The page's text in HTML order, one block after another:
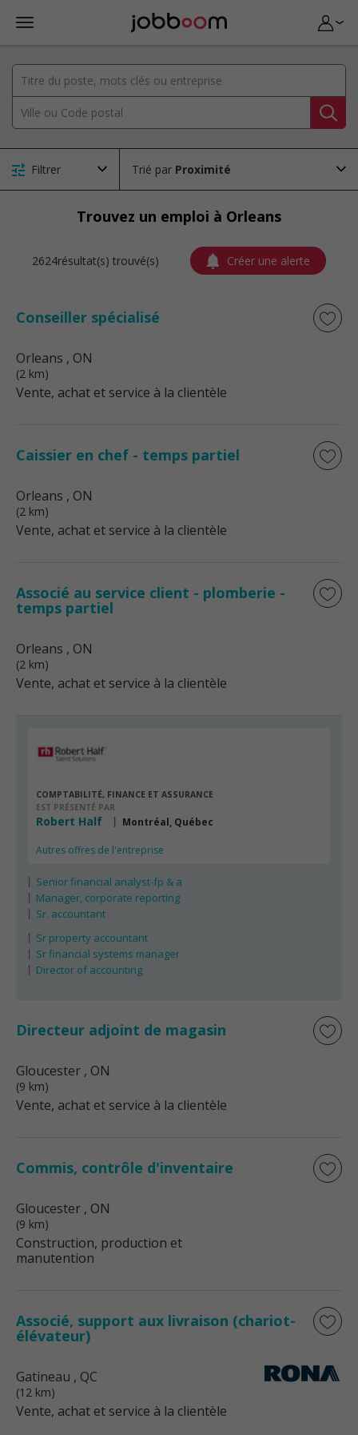
Filtrer Trié par
Trouvez un emploi à Orleans
2624résultat(s) trouvé(s) Créer une alerte
Conseiller spécialisé
Orleans , ON
(2 km)
Vente, achat et service à la clientèle
Caissier en chef - temps partiel
Orleans , ON
(2 km)
Vente, achat et service à la clientèle
Associé au service client - plomberie -
temps partiel
Orleans , ON
(2 km)
Vente, achat et service à la clientèle
COMPTABILITÉ, FINANCE ET ASSURANCE
EST PRÉSENTÉ PAR
Robert Half Montréal, Québec
Autres offres de l'entreprise
Senior financial analyst-fp & a
Manager, corporate reporting
Sr. accountant
Sr property accountant
Sr financial systems manager
Director of accounting
Directeur adjoint de magasin
Gloucester , ON
(9 km)
Vente, achat et service à la clientèle
Commis, contrôle d'inventaire
Gloucester , ON
(9 km)
Construction, production et
manutention
Associé, support aux livraison (chariot-
élévateur)
Gatineau , QC
(12 km)
Vente, achat et service à la clientèle